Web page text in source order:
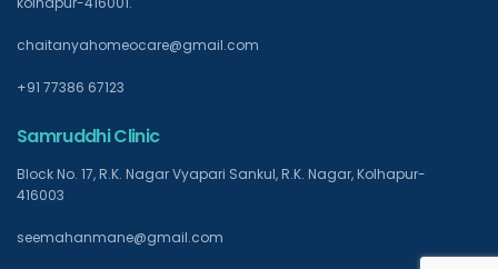
chaitanyahomeocare@gmail.com
+91 77386 67123
Samruddhi Clinic
Block No. 17, R.K. Nagar Vyapari Sankul, R.K. Nagar, Kolhapur-
416003
seemahanmane@gmail.com